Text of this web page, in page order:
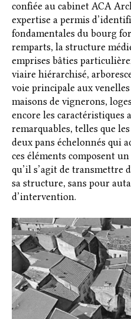
confiée au cabinet ACA
expertise a permis
fondamentales du bourg
remparts, la structure
emprises bâties
viaire hiérarchisé,
voie principale aux
maisons de vignerons,
encore les caractéristiques
remarquables, telles que
deux pans échelonnés qui
ces éléments composent
qu’il s’agit de transmettre
sa structure, sans pour
d’intervention.